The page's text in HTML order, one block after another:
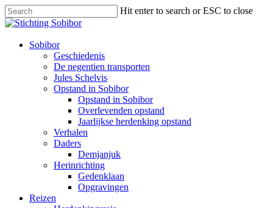
Hit enter to search or ESC to close
Sobibor
Geschiedenis
De negentien transporten
Jules Schelvis
Opstand in Sobibor
Opstand in Sobibor
Overlevenden opstand
Jaarlijkse herdenking opstand
Verhalen
Daders
Demjanjuk
Herinrichting
Gedenklaan
Opgravingen
Reizen